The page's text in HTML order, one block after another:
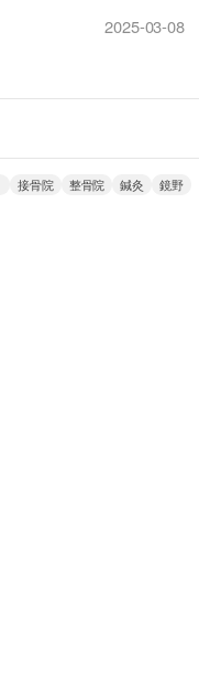
2025-03-08
接骨院 整骨院 鍼灸 鏡野